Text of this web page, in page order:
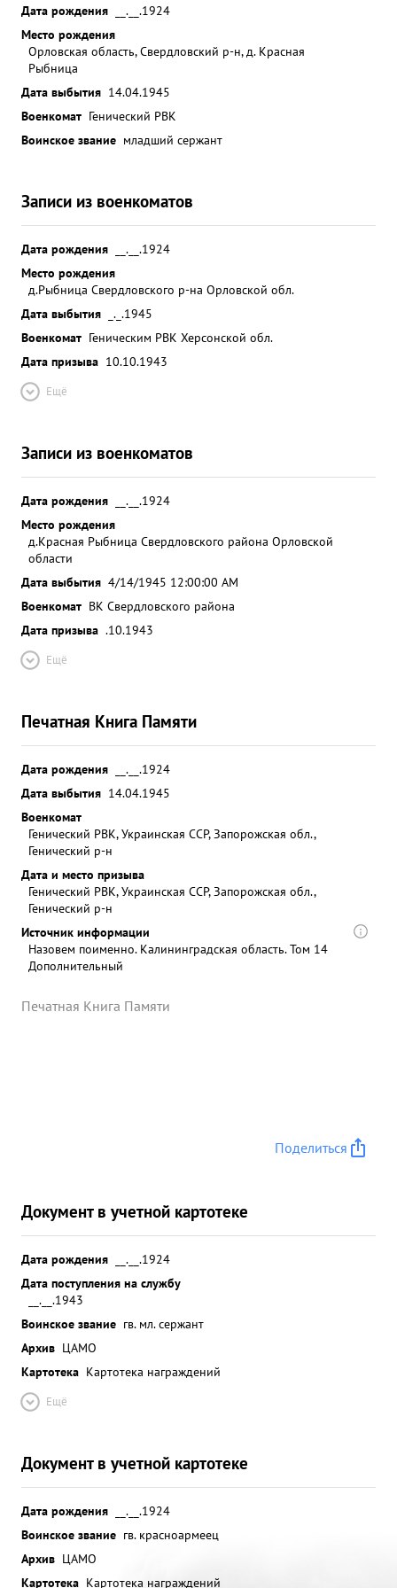
гит= леровцев .В этом неравном бою пулемет тов.
Дровника вышел из строя тогда с группой бойцов
и с гранатами в руках он поднялся и завязал
Дровником успешно отразила контра таку немцев
и заняла несколько домов Противник оста ил на
поле боях свыше 40 солдат и офицеров. За
Дата рождения
__.__.1924
Место рождения
Орловская область, Свердловский р-н, д. Красная
Рыбница
Дата выбытия 14.04.1945
Военкомат Генический РВК
Воинское звание младший сержант
Записи из военкоматов
Дата рождения
__.__.1924
Место рождения
д.Рыбница Свердловского р-на Орловской обл.
Дата выбытия
_._.1945
Военкомат Геническим РВК Херсонской обл.
Дата призыва 10.10.1943
Ещё
Записи из военкоматов
Дата рождения
__.__.1924
Место рождения
д.Красная Рыбница Свердловского района Орловской
области
Дата выбытия 4/14/1945 12:00:00 AM
Военкомат ВК Свердловского района
Дата призыва .10.1943
Ещё
Печатная Книга Памяти
Дата рождения
__.__.1924
Дата выбытия 14.04.1945
Военкомат
Генический РВК, Украинская ССР, Запорожская обл.,
Генический р-н
Дата и место призыва
Генический РВК, Украинская ССР, Запорожская обл.,
Генический р-н
Источник информации
Назовем поименно. Калининградская область. Том 14
Дополнительный
Печатная Книга Памяти
Поделиться
Документ в учетной картотеке
Дата рождения
__.__.1924
Дата поступления на службу
__.__.1943
Воинское звание гв. мл. сержант
Архив ЦАМО
Картотека Картотека награждений
Ещё
Документ в учетной картотеке
Дата рождения
__.__.1924
Воинское звание гв. красноармеец
Архив ЦАМО
Картотека Картотека награждений